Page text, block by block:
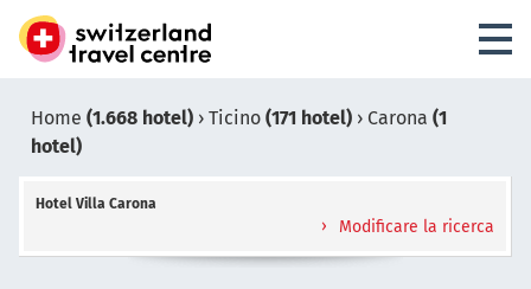
Home (1.668 hotel) › Ticino (171 hotel) › Carona (1
hotel)
Hotel Villa Carona
Modificare la ricerca